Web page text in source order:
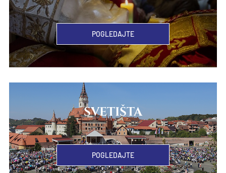
POGLEDAJTE
SVETIŠTA
POGLEDAJTE